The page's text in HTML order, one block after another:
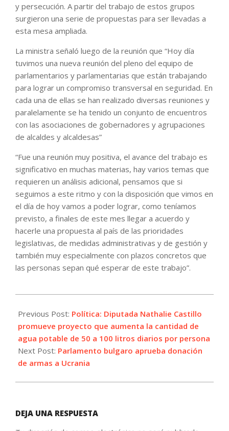
y persecución. A partir del trabajo de estos grupos
surgieron una serie de propuestas para ser llevadas a
esta mesa ampliada.
La ministra señaló luego de la reunión que “Hoy día
tuvimos una nueva reunión del pleno del equipo de
parlamentarios y parlamentarias que están trabajando
para lograr un compromiso transversal en seguridad. En
cada una de ellas se han realizado diversas reuniones y
paralelamente se ha tenido un conjunto de encuentros
con las asociaciones de gobernadores y agrupaciones
de alcaldes y alcaldesas”
“Fue una reunión muy positiva, el avance del trabajo es
significativo en muchas materias, hay varios temas que
requieren un análisis adicional, pensamos que si
seguimos a este ritmo y con la disposición que vimos en
el día de hoy vamos a poder lograr, como teníamos
previsto, a finales de este mes llegar a acuerdo y
hacerle una propuesta al país de las prioridades
legislativas, de medidas administrativas y de gestión y
también muy especialmente con plazos concretos que
las personas sepan qué esperar de este trabajo”.
12-
16
Previous Post: Política: Diputada Nathalie Castillo
promueve proyecto que aumenta la cantidad de
agua potable de 50 a 100 litros diarios por persona
Next Post: Parlamento bulgaro aprueba donación
de armas a Ucrania
DEJA UNA RESPUESTA